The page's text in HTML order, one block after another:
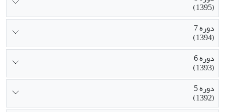
(1395)
دوره 7
(1394)
دوره 6
(1393)
دوره 5
(1392)